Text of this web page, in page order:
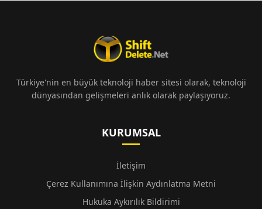
Türkiye'nin en büyük teknoloji haber sitesi olarak, teknoloji
dünyasından gelişmeleri anlık olarak paylaşıyoruz.
KURUMSAL
İletişim
Çerez Kullanımına İlişkin Aydınlatma Metni
Hukuka Aykırılık Bildirimi